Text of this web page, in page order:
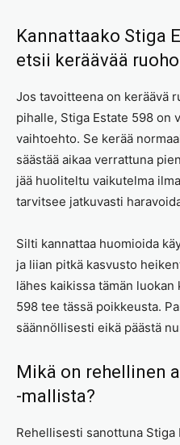
Kannattaako Stiga
etsii keräävää
Jos tavoitteena on keräävä
pihalle, Stiga Estate 598 on
vaihtoehto. Se kerää
säästää aikaa verrattuna
jää huoliteltu vaikutelma
tarvitsee jatkuvasti
Silti kannattaa huomioida
ja liian pitkä kasvusto
lähes kaikissa tämän
598 tee tässä poikkeusta.
säännöllisesti eikä päästä
Mikä on rehellinen
-mallista?
Rehellisesti sanottuna